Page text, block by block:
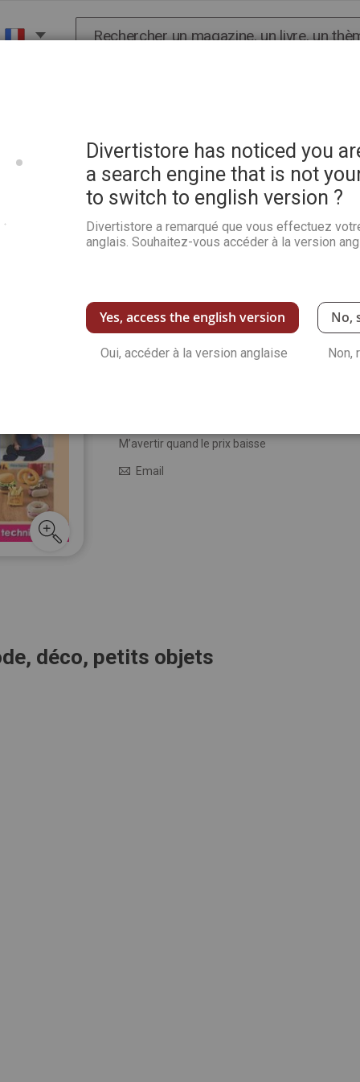
70 créations 100%
Soyez le premier à commenter ce produit
modèles pas à pas, créez votre déco et vos
Voir plus de détails
M’avertir quand le prix baisse
Email
déco, petits objets
Divertistore has noticed you
a search engine that is not
to switch to english version ?
Divertistore a remarqué que vous effectuez
anglais. Souhaitez-vous accéder à la version
Yes, access the english version
Oui, accéder à la version anglaise
No,
Non,